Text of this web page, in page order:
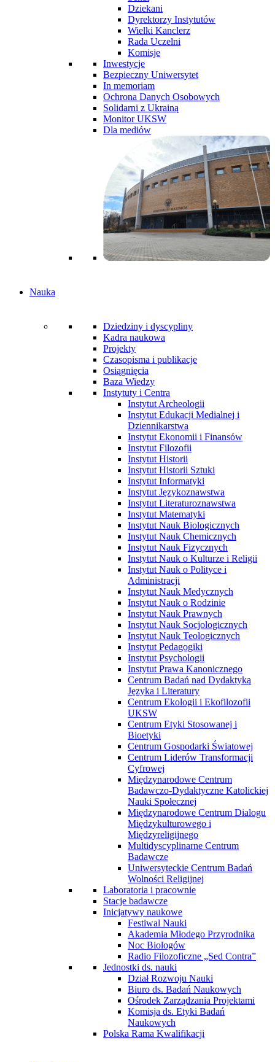
Dziekani
Dyrektorzy Instytutów
Wielki Kanclerz
Rada Uczelni
Komisje
Inwestycje
Bezpieczny Uniwersytet
In memoriam
Ochrona Danych Osobowych
Solidarni z Ukrainą
Monitor UKSW
Dla mediów
Nauka
Dziedziny i dyscypliny
Kadra naukowa
Projekty
Czasopisma i publikacje
Osiągnięcia
Baza Wiedzy
Instytuty i Centra
Instytut Archeologii
Instytut Edukacji Medialnej i
Dziennikarstwa
Instytut Ekonomii i Finansów
Instytut Filozofii
Instytut Historii
Instytut Historii Sztuki
Instytut Informatyki
Instytut Językoznawstwa
Instytut Literaturoznawstwa
Instytut Matematyki
Instytut Nauk Biologicznych
Instytut Nauk Chemicznych
Instytut Nauk Fizycznych
Instytut Nauk o Kulturze i Religii
Instytut Nauk o Polityce i
Administracji
Instytut Nauk Medycznych
Instytut Nauk o Rodzinie
Instytut Nauk Prawnych
Instytut Nauk Socjologicznych
Instytut Nauk Teologicznych
Instytut Pedagogiki
Instytut Psychologii
Instytut Prawa Kanonicznego
Centrum Badań nad Dydaktyką
Języka i Literatury
Centrum Ekologii i Ekofilozofii
UKSW
Centrum Etyki Stosowanej i
Bioetyki
Centrum Gospodarki Światowej
Centrum Liderów Transformacji
Cyfrowej
Międzynarodowe Centrum
Badawczo-Dydaktyczne Katolickiej
Nauki Społecznej
Międzynarodowe Centrum Dialogu
Międzykulturowego i
Międzyreligijnego
Multidyscyplinarne Centrum
Badawcze
Uniwersyteckie Centrum Badań
Wolności Religijnej
Laboratoria i pracownie
Stacje badawcze
Inicjatywy naukowe
Festiwal Nauki
Akademia Młodego Przyrodnika
Noc Biologów
Radio Filozoficzne „Sed Contra”
Jednostki ds. nauki
Dział Rozwoju Nauki
Biuro ds. Badań Naukowych
Ośrodek Zarządzania Projektami
Komisja ds. Etyki Badań
Naukowych
Polska Rama Kwalifikacji